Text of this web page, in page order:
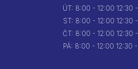
ÚT: 8:00 - 12:00 12:30
ST: 8:00 - 12:00 12:30
ČT: 8:00 - 12:00 12:30
PÁ: 8:00 - 12:00 12:30